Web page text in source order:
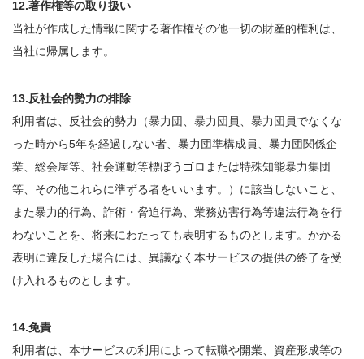
12.著作権等の取り扱い
当社が作成した情報に関する著作権その他一切の財産的権利は、
当社に帰属します。
13.反社会的勢力の排除
利用者は、反社会的勢力（暴力団、暴力団員、暴力団員でなくな
った時から5年を経過しない者、暴力団準構成員、暴力団関係企
業、総会屋等、社会運動等標ぼうゴロまたは特殊知能暴力集団
等、その他これらに準ずる者をいいます。）に該当しないこと、
また暴力的行為、詐術・脅迫行為、業務妨害行為等違法行為を行
わないことを、将来にわたっても表明するものとします。かかる
表明に違反した場合には、異議なく本サービスの提供の終了を受
け入れるものとします。
14.免責
利用者は、本サービスの利用によって転職や開業、資産形成等の